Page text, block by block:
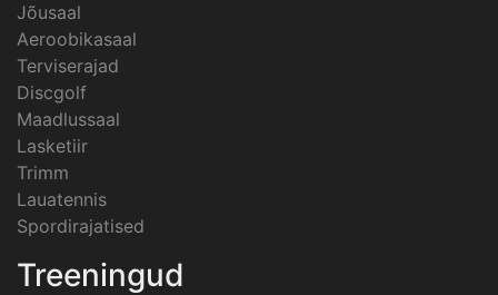
Jõusaal
Aeroobikasaal
Terviserajad
Discgolf
Maadlussaal
Lasketiir
Trimm
Lauatennis
Spordirajatised
Treeningud